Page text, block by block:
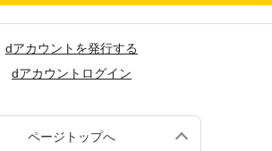
dアカウントを発行する
dアカウントログイン
ページトップへ